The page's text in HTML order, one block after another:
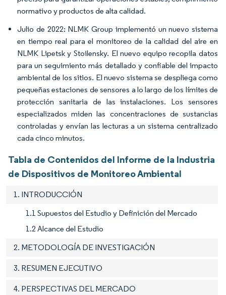
normativo y productos de alta calidad.
Julio de 2022: NLMK Group implementó un nuevo sistema
en tiempo real para el monitoreo de la calidad del aire en
NLMK Lipetsk y Stoilensky. El nuevo equipo recopila datos
para un seguimiento más detallado y confiable del impacto
ambiental de los sitios. El nuevo sistema se despliega como
pequeñas estaciones de sensores a lo largo de los límites de
protección sanitaria de las instalaciones. Los sensores
especializados miden las concentraciones de sustancias
controladas y envían las lecturas a un sistema centralizado
cada cinco minutos.
Tabla de Contenidos del Informe de la Industria
de Dispositivos de Monitoreo Ambiental
1. INTRODUCCIÓN
1.1 Supuestos del Estudio y Definición del Mercado
1.2 Alcance del Estudio
2. METODOLOGÍA DE INVESTIGACIÓN
3. RESUMEN EJECUTIVO
4. PERSPECTIVAS DEL MERCADO